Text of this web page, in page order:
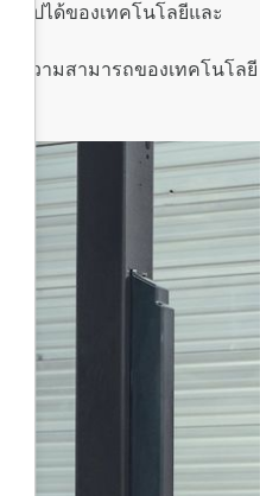
นไปได้ของเทคโนโลยีและ
ความสามารถของเทคโนโลยี